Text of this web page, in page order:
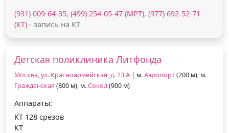
(931) 009-64-35, (499) 254-05-47 (МРТ), (977) 692-52-71
(КТ) - запись на КТ
Детская поликлиника Литфонда
Москва, ул. Красноармейская, д. 23 А | м.Аэропорт(200 м), м.
Гражданская (800 м), м.Сокол(900 м)
Аппараты:
КТ 128 срезов
КТ